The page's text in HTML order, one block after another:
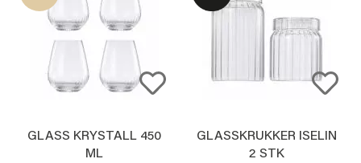
GLASS KRYSTALL 450
ML
GLASSKRUKKER ISELIN
2 STK